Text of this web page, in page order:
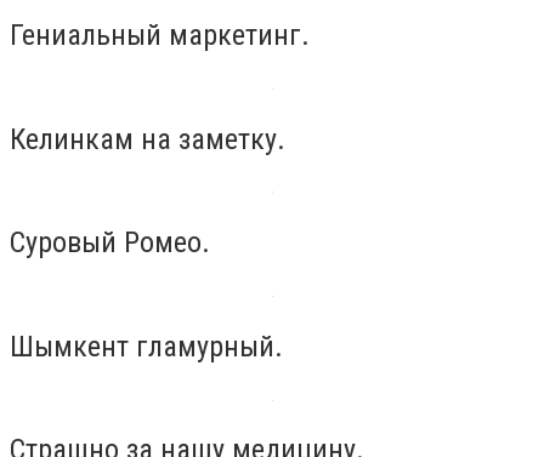
Гениальный маркетинг.
Келинкам на заметку.
Суровый Ромео.
Шымкент гламурный.
Страшно за нашу медицину.